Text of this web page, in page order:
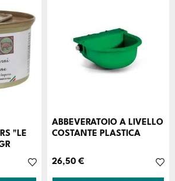
"LE
ABBEVERATOIO A LIVELLO
COSTANTE PLASTICA
Prezzo
26,50 €